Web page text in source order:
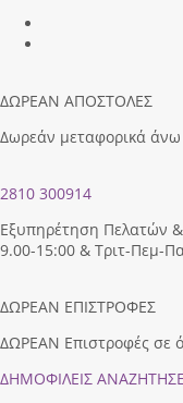
ΔΩΡΕΑΝ ΑΠΟΣΤΟΛΕΣ
Δωρεάν μεταφορικά άνω
2810 300914
Εξυπηρέτηση Πελατών
9.00-15:00 & Τριτ-Πεμ-
ΔΩΡΕΑΝ ΕΠΙΣΤΡΟΦΕΣ
ΔΩΡΕΑΝ Επιστροφές σε
ΔΗΜΟΦΙΛEIΣ